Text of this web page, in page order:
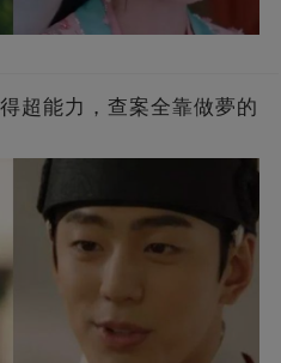
超能力，查案全靠做夢的